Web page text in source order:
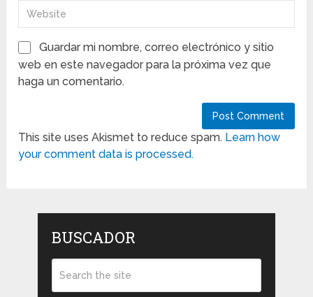
Guardar mi nombre, correo electrónico y sitio
web en este navegador para la próxima vez que
haga un comentario.
This site uses Akismet to reduce spam. Learn how
your comment data is processed.
BUSCADOR